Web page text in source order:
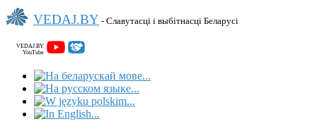
VEDAJ.BY - Славутасці і выбітнасці Беларусі
VEDAJ.BY
YouTube